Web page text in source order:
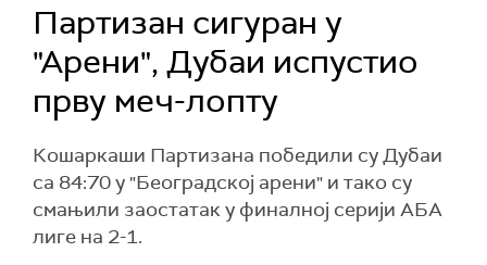
Партизан сигуран у
"Арени", Дубаи испустио
прву меч-лопту
Кошаркаши Партизана победили су Дубаи
са 84:70 у "Београдској арени" и тако су
смањили заостатак у финалној серији АБА
лиге на 2-1.